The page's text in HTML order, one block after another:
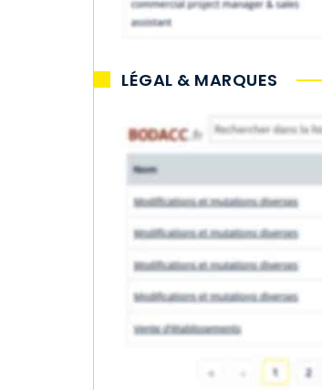
LÉGAL & MARQUES